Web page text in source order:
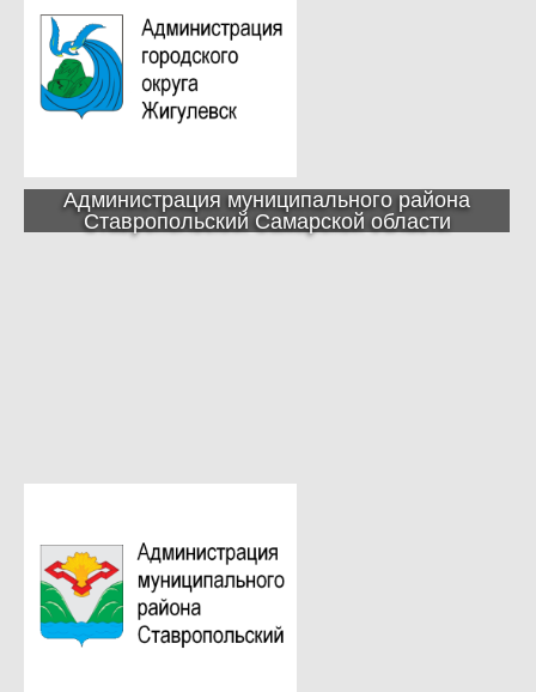
Администрация муниципального района
Ставропольский Самарской области